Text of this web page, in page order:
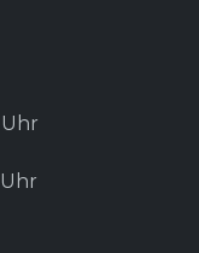
Uhr
Uhr